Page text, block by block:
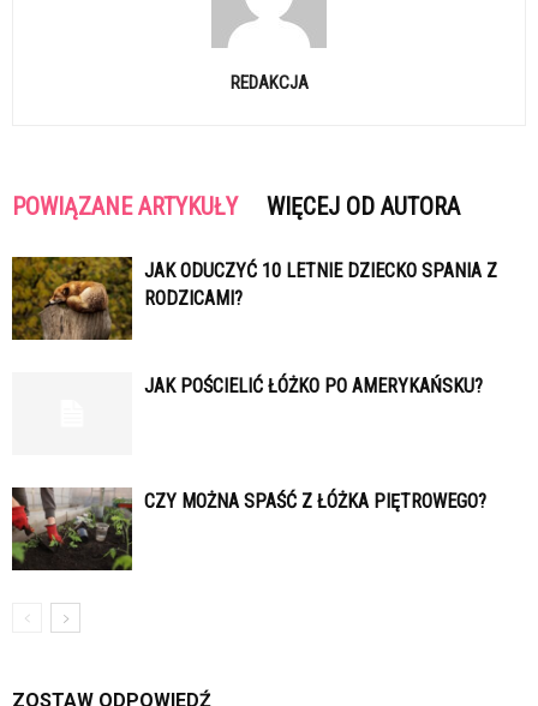
REDAKCJA
POWIĄZANE ARTYKUŁY WIĘCEJ OD AUTORA
JAK ODUCZYĆ 10 LETNIE DZIECKO SPANIA Z
RODZICAMI?
JAK POŚCIELIĆ ŁÓŻKO PO AMERYKAŃSKU?
CZY MOŻNA SPAŚĆ Z ŁÓŻKA PIĘTROWEGO?
ZOSTAW ODPOWIEDŹ